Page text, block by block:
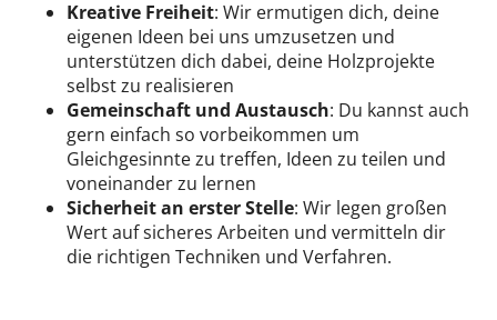
Kreative Freiheit: Wir ermutigen dich, deine
eigenen Ideen bei uns umzusetzen und
unterstützen dich dabei, deine Holzprojekte
selbst zu realisieren
Gemeinschaft und Austausch: Du kannst auch
gern einfach so vorbeikommen um
Gleichgesinnte zu treffen, Ideen zu teilen und
voneinander zu lernen
Sicherheit an erster Stelle: Wir legen großen
Wert auf sicheres Arbeiten und vermitteln dir
die richtigen Techniken und Verfahren.